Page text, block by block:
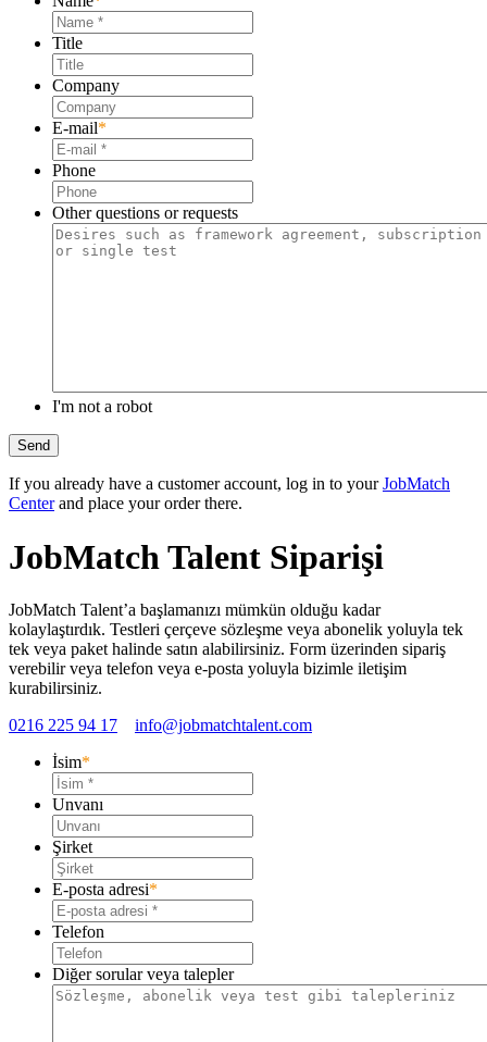
Title
Company
E-mail*
Phone
Other questions or requests
I'm not a robot
If you already have a customer account, log in to yourJobMatch
Centerand place your order there.
JobMatch Talent Siparişi
JobMatch Talent’a başlamanızı mümkün olduğu kadar
kolaylaştırdık. Testleri çerçeve sözleşme veya abonelik yoluyla tek
tek veya paket halinde satın alabilirsiniz. Form üzerinden sipariş
verebilir veya telefon veya e-posta yoluyla bizimle iletişim
kurabilirsiniz.
0216 225 94 17
info@jobmatchtalent.com
İsim*
Unvanı
Şirket
E-posta adresi*
Telefon
Diğer sorular veya talepler